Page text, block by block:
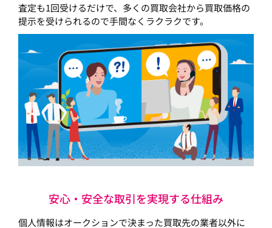
査定も1回受けるだけで、多くの買取会社から買取価格の
提示を受けられるので手間なくラクラクです。
安心・安全な取引を実現する仕組み
個人情報はオークションで決まった買取先の業者以外に